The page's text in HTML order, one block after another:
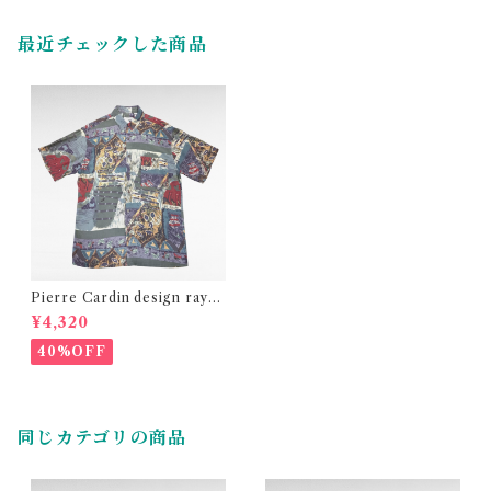
最近チェックした商品
Pierre Cardin design rayo
n shirt
¥4,320
40%OFF
同じカテゴリの商品